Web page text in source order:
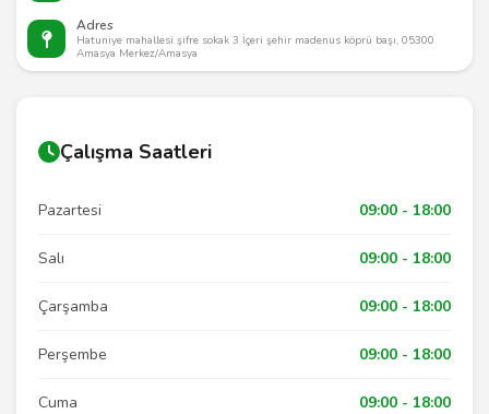
Adres
Hatuniye mahallesi şifre sokak 3 İçeri şehir madenus köprü başı, 05300
Amasya Merkez/Amasya
Çalışma Saatleri
Pazartesi 09:00 - 18:00
Salı 09:00 - 18:00
Çarşamba 09:00 - 18:00
Perşembe 09:00 - 18:00
Cuma 09:00 - 18:00